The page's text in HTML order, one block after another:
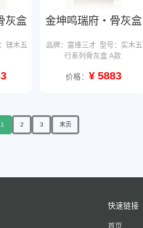
灰盒
镁木五
金坤鸣瑞府・骨灰盒
品牌：富维三才 型号：实木五
行系列骨灰盒 A款
价格： ¥ 5883
1 2 3 末页
快速链接